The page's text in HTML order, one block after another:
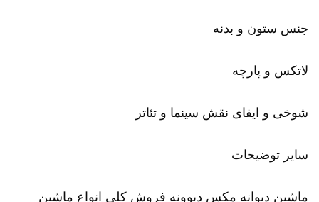
جنس ستون و بدنه
لاتکس و پارچه
شوخی و ایفای نقش سینما و تئاتر
سایر توضیحات
ماشین دیوانه مکس دیوونه فروش کلی انواع ماشین